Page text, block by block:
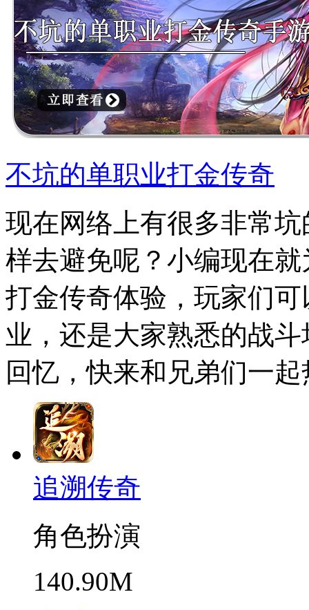
不坑的单职业打金传奇
现在网络上有很多非常
样去避免呢？小编现在
打金传奇体验，玩家们
业，还是大家熟悉的战
回忆，快来和兄弟们一
追溯传奇
角色扮演
140.90M